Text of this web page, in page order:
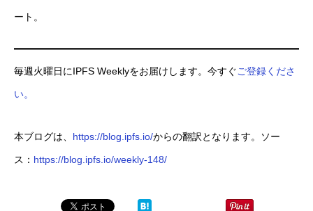
ート。
毎週火曜日にIPFS Weeklyをお届けします。今すぐご登録くださ
い。
本ブログは、 https://blog.ipfs.io/からの翻訳となります。ソー
ス： https://blog.ipfs.io/weekly-148/